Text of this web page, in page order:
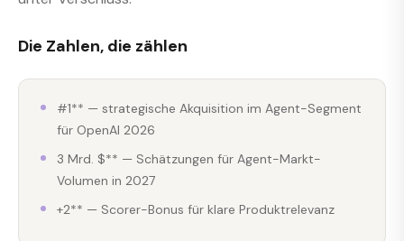
Die Zahlen, die zählen
#1** — strategische Akquisition im Agent-Segment
für OpenAI 2026
3 Mrd. $** — Schätzungen für Agent-Markt-
Volumen in 2027
+2** — Scorer-Bonus für klare Produktrelevanz